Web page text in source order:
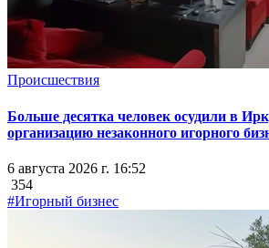
Происшествия
Больше десятка человек осудили в
организацию незаконного игорного
6 августа 2026 г. 16:52
354
#Игорный бизнес